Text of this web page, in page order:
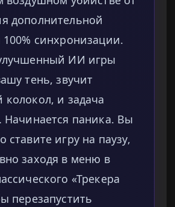
дополнительной
100% синхронизации.
ИИ игры
тень, звучит
и задача
Начинается паника. Вы
ставите игру на паузу,
заходя в меню в
«Трекера
перезапустить